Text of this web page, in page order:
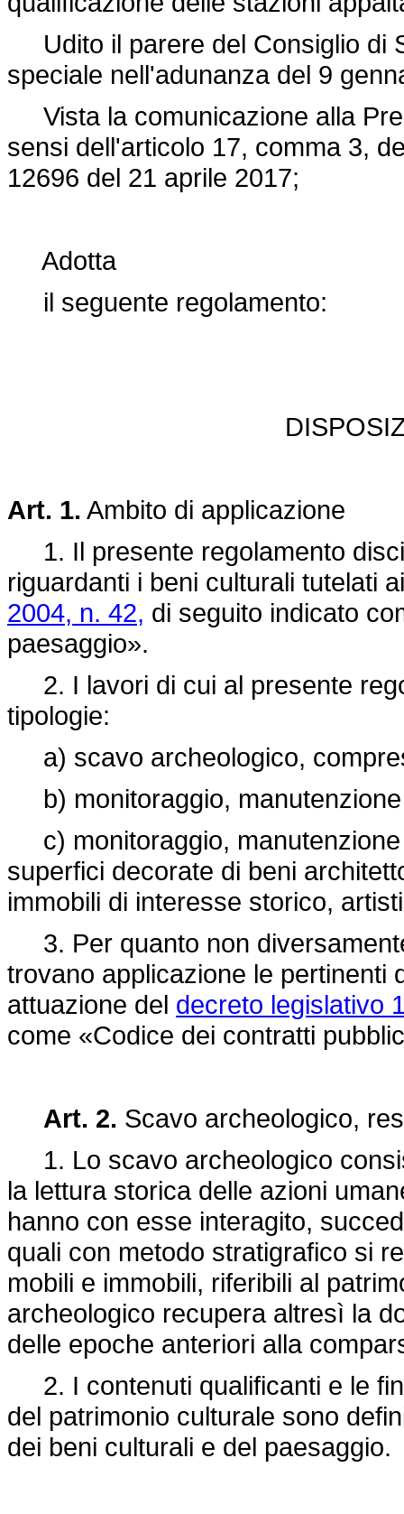
Udito il parere del Consiglio di
speciale nell'adunanza del 9
Vista la comunicazione alla
sensi dell'articolo 17, comma 3,
12696 del 21 aprile 2017;
Adotta
il seguente regolamento:
Art. 1. Ambito di applicazione
1. Il presente regolamento
riguardanti i beni culturali tutelati
2004, n. 42, di seguito indicato
paesaggio».
2. I lavori di cui al presente
tipologie:
a) scavo archeologico,
b) monitoraggio, manutenzione
c) monitoraggio, manutenzione
superfici decorate di beni
immobili di interesse storico,
3. Per quanto non
trovano applicazione le pertinenti
attuazione del decreto legislativo
come «Codice dei contratti
Art. 2. Scavo archeologico,
1. Lo scavo archeologico
la lettura storica delle azioni
hanno con esse interagito,
quali con metodo stratigrafico si
mobili e immobili, riferibili al
archeologico recupera altresì la
delle epoche anteriori alla
2. I contenuti qualificanti e le
del patrimonio culturale sono
dei beni culturali e del paesaggio.